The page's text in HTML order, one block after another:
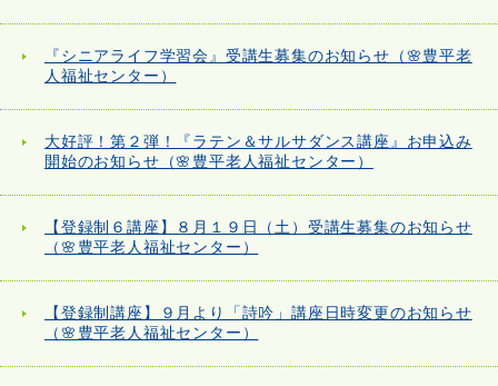
『シニアライフ学習会』受講生募集のお知らせ（🌸豊平老
人福祉センター）
大好評！第２弾！『ラテン＆サルサダンス講座』お申込み
開始のお知らせ（🌸豊平老人福祉センター）
【登録制６講座】８月１９日（土）受講生募集のお知らせ
（🌸豊平老人福祉センター）
【登録制講座】９月より「詩吟」講座日時変更のお知らせ
（🌸豊平老人福祉センター）